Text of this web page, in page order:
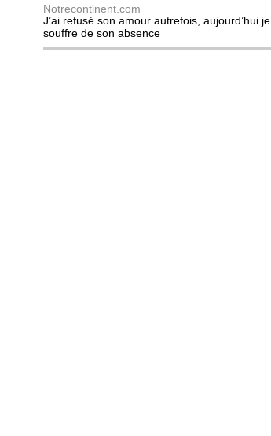
Notrecontinent.com
J’ai refusé son amour autrefois, aujourd’hui je
souffre de son absence